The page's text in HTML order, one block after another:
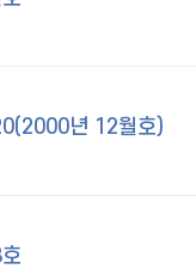
년 12월호)